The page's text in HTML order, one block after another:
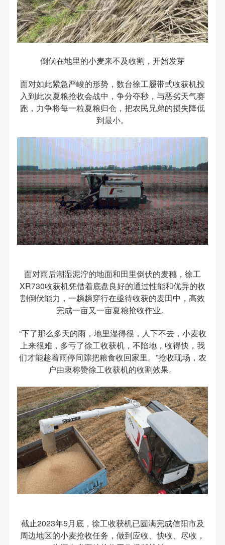
倒伏在地里的小麦来不及收割，开始发芽
面对如此紧急严峻的形势，数台徐工履带式收获机投
入到此次夏粮抢收会战中，争分夺秒，与恶劣天气赛
跑，力争将每一粒夏粮归仓，把农民兄弟的损失降低
到最小。
面对雨后潮湿泥泞的地面和田里倒伏的麦穗，徐工
XR730收获机凭借着底盘良好的通过性能和优异的收
割倒伏能力，一趟趟穿行在亟待收获的麦田中，高效
完成一亩又一亩夏粮抢收作业。
“下了那么多天的雨，地里湿得很，人下不去，小麦收
上来很难，多亏了徐工收获机，不陷地，收得快，我
们才能趁着雨停间隙把粮食收回家里。”抢收现场，农
户由衷称赞徐工收获机的收割效果。
截止2023年5月底，徐工收获机已圆满完成信阳市及
周边地区的小麦抢收任务，做到应收、快收、尽收，